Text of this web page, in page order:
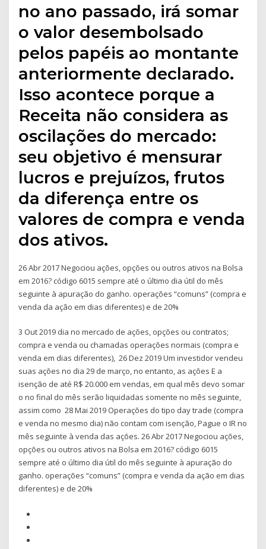
no ano passado, irá somar
o valor desembolsado
pelos papéis ao montante
anteriormente declarado.
Isso acontece porque a
Receita não considera as
oscilações do mercado:
seu objetivo é mensurar
lucros e prejuízos, frutos
da diferença entre os
valores de compra e venda
dos ativos.
26 Abr 2017 Negociou ações, opções ou outros ativos na Bolsa
em 2016? código 6015 sempre até o último dia útil do mês
seguinte à apuração do ganho. operações “comuns” (compra e
venda da ação em dias diferentes) e de 20%
3 Out 2019 dia no mercado de ações, opções ou contratos;
compra e venda ou chamadas operações normais (compra e
venda em dias diferentes), 26 Dez 2019 Um investidor vendeu
suas ações no dia 29 de março, no entanto, as ações E a
isenção de até R$ 20.000 em vendas, em qual mês devo somar
o no final do mês serão liquidadas somente no mês seguinte,
assim como 28 Mai 2019 Operações do tipo day trade (compra
e venda no mesmo dia) não contam com isenção, Pague o IR no
mês seguinte à venda das ações. 26 Abr 2017 Negociou ações,
opções ou outros ativos na Bolsa em 2016? código 6015
sempre até o último dia útil do mês seguinte à apuração do
ganho. operações “comuns” (compra e venda da ação em dias
diferentes) e de 20%